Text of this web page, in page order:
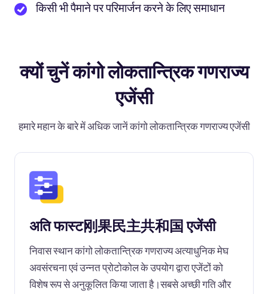
किसी भी पैमाने पर परिमार्जन करने के लिए समाधान
क्यों चुनें कांगो लोकतान्त्रिक गणराज्य
एजेंसी
हमारे महान के बारे में अधिक जानें कांगो लोकतान्त्रिक गणराज्य एजेंसी
अति फास्ट刚果民主共和国 एजेंसी
निवास स्थान कांगो लोकतान्त्रिक गणराज्य अत्याधुनिक मेघ
अवसंरचना एवं उन्नत प्रोटोकोल के उपयोग द्वारा एजेंटों को
विशेष रूप से अनुकूलित किया जाता है।सबसे अच्छी गति और